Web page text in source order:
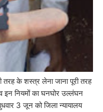
के शस्त्र लेना जाना पूरी तरह
इन नियमों का घनघोर उल्लंघन
3 जून को जिला न्यायालय